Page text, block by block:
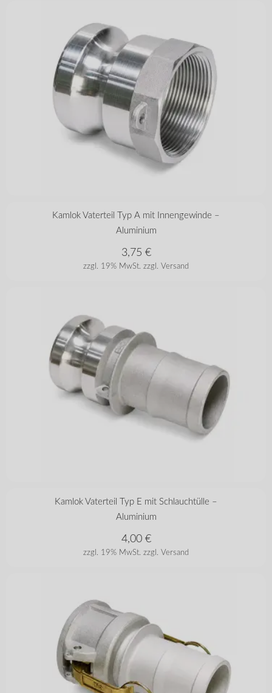
in vielen Varianten
Kamlok Vaterteil Typ A mit Innengewinde –
Aluminium
zzgl. 19% MwSt. zzgl. Versand
3,75 €
in vielen Varianten
Kamlok Vaterteil Typ E mit Schlauchtülle –
Aluminium
zzgl. 19% MwSt. zzgl. Versand
4,00€